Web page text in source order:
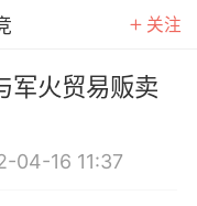
关注
军火贸易贩卖
04-16 11:37